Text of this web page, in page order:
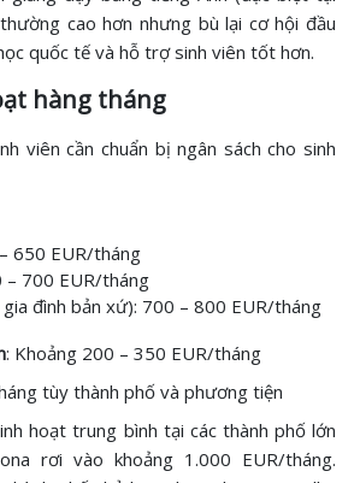
cao hơn nhưng bù lại cơ hội đầu
quốc tế và hỗ trợ sinh viên tốt hơn.
hàng tháng
viên cần chuẩn bị ngân sách cho sinh
650 EUR/tháng
– 700 EUR/tháng
đình bản xứ): 700 – 800 EUR/tháng
: Khoảng 200 – 350 EUR/tháng
tùy thành phố và phương tiện
hoạt trung bình tại các thành phố lớn
rơi vào khoảng 1.000 EUR/tháng.